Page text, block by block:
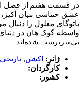
عشق حماسی میان آکیز،
باتوگای معلول را
واسطه گوک هان در
بی‌سرپرست شده‌اند.
ژانر: اکشن, تاریخی
کارگردان:
کشور: